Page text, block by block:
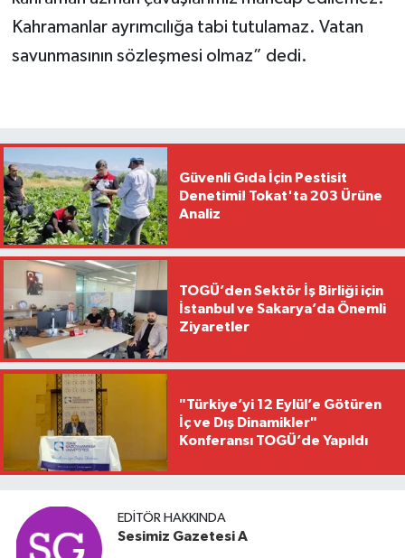
Kahramanlar ayrımcılığa tabi tutulamaz. Vatan
savunmasının sözleşmesi olmaz” dedi.
Güvenli Gıda İçin Pestisit
Denetimi! Tokat'ta 203 Ürüne
Analiz
TOGÜ’den Sektör İş Birliği için
İstanbul ve Sakarya’da Önemli
Ziyaretler
"Türkiye’yi 12 Eylül’e Götüren
İç ve Dış Dinamikler"
Konferansı TOGÜ’de Yapıldı
EDITÖR HAKKINDA
Sesimiz Gazetesi A